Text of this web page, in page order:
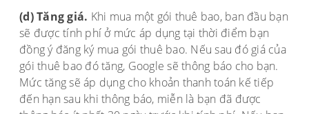
(d) Tăng giá. Khi mua một gói thuê bao, ban đầu bạn
sẽ được tính phí ở mức áp dụng tại thời điểm bạn
đồng ý đăng ký mua gói thuê bao. Nếu sau đó giá của
gói thuê bao đó tăng, Google sẽ thông báo cho bạn.
Mức tăng sẽ áp dụng cho khoản thanh toán kế tiếp
đến hạn sau khi thông báo, miễn là bạn đã được